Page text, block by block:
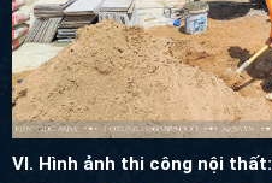
VI. Hình ảnh thi công nội thất: